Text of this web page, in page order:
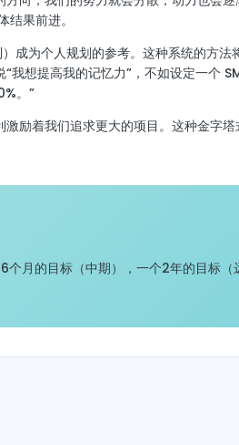
果前进。
成为个人规划的参考。这种系统的方法
我想提高我的记忆力”，不如设定一个
。”
励着我们追求更大的项目。这种金字
月的目标（中期），一个2年的目标（